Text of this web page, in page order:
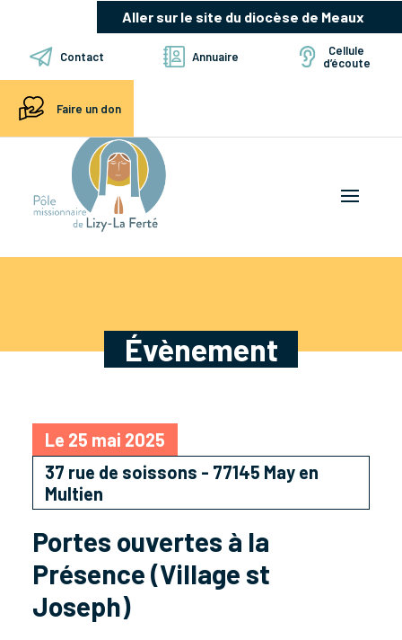
Aller sur le site du diocèse de Meaux
Contact Annuaire
Cellule
d’écoute
Faire un don
Évènement
Le 25 mai 2025
37 rue de soissons - 77145 May en
Multien
Portes ouvertes à la
Présence (Village st
Joseph)